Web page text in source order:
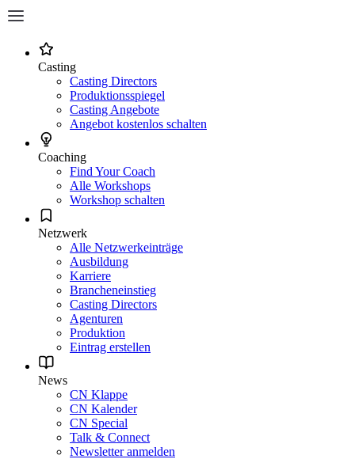
Casting
Casting Directors
Produktionsspiegel
Casting Angebote
Angebot kostenlos schalten
Coaching
Find Your Coach
Alle Workshops
Workshop schalten
Netzwerk
Alle Netzwerkeinträge
Ausbildung
Karriere
Brancheneinstieg
Casting Directors
Agenturen
Produktion
Eintrag erstellen
News
CN Klappe
CN Kalender
CN Special
Talk & Connect
Newsletter anmelden